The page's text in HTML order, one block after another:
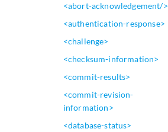
<abort-acknowledgement/>
<authentication-response>
<challenge>
<checksum-information>
<commit-results>
<commit-revision-
information>
<database-status>